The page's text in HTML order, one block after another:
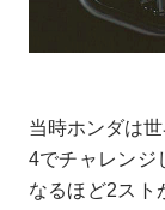
当時ホンダは
4でチャレンジ
なるほど2スト